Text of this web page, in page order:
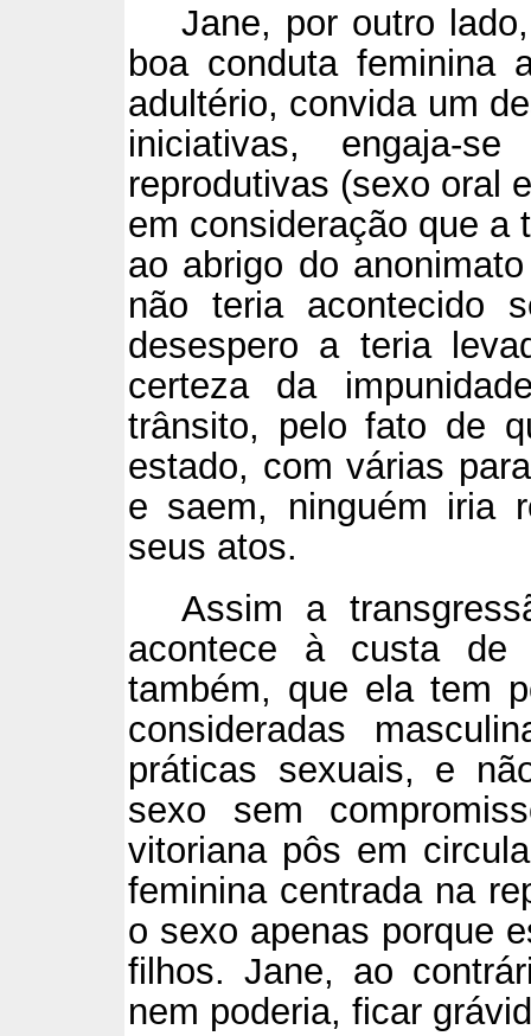
Jane, por outro
boa conduta feminina
adultério, convida um
iniciativas, engaja-
reprodutivas (sexo oral
em consideração que a
ao abrigo do
não teria acontecido
desespero a teria
certeza da
trânsito, pelo fato de
estado, com várias
e saem, ninguém iria
seus atos.
Assim a
acontece à custa
também, que ela tem
consideradas
práticas sexuais, e
sexo sem
vitoriana pôs em
feminina centrada na
o sexo apenas porque
filhos. Jane, ao
nem poderia, ficar